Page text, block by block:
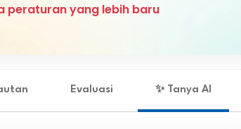
Perencanaan
peraturan yang lebih baru
Evaluasi ✨ Tanya AI